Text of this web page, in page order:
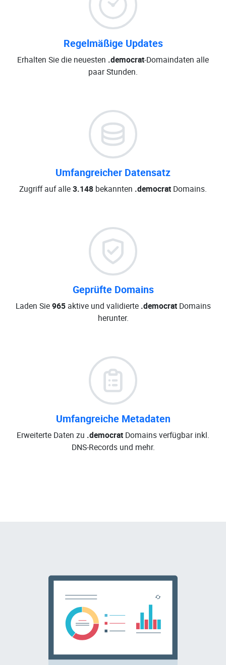
Regelmäßige Updates
Erhalten Sie die neuesten .democrat-Domaindaten alle
paar Stunden.
Umfangreicher Datensatz
Zugriff auf alle3.148 bekannten .democrat Domains.
Geprüfte Domains
Laden Sie965aktive und validierte .democratDomains
herunter.
Umfangreiche Metadaten
Erweiterte Daten zu .democrat Domains verfügbar inkl.
DNS-Records und mehr.